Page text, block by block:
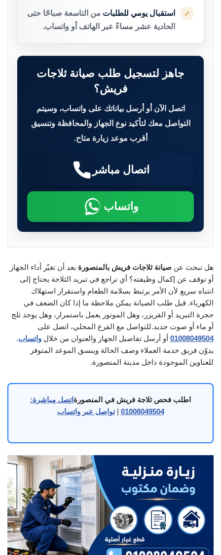
✓ استقبال يومي للطلبات من التاسعة صباحًا حتى
الحادية عشر مساءً عبر الهاتف أو واتساب.
جاهز لتسجيل طلب صيانة ثلاجات
فريش؟
اتصل الآن أو أرسل بياناتك على واتساب، وسيتم
التواصل معك لتأكيد نوع الجهاز والمحافظة وتنسيق
أقرب موعد زيارة متاح.
اتصال مباشر
واتساب
هل تبحث عن صيانة ثلاجات فريش بالمنصورة بعد أن تغيّر أداء الجهاز
أو توقف عن إكمال وظيفته؟ أي تراجع في تبريد الثلاجة يحتاج إلى
انتباه سريع لأن الأمر يرتبط بسلامة الطعام واستقرار استهلاك
الكهرباء. قبل طلب الصيانة يمكن ملاحظة ما إذا كان الضعف في
حجرة التبريد أو الفريزر، وهل الموتور يعمل باستمرار، وهل يوجد ثلج
أو ماء أو صوت جديد.للتواصل مع الفرع المحلي، اتصل على
01008049504 أو أرسل تفاصيل الجهاز والعنوان من خلال واتساب.
يدوّن فريق خدمة العملاء وصف الحالة وينسق الموعد المتوفر
للعناوين الموجودة داخل مدينة المنصورة.
اطلب فحص ثلاجة فريش في المنصورة اتصل مباشرة:
01008049504
|تواصل عبر واتساب